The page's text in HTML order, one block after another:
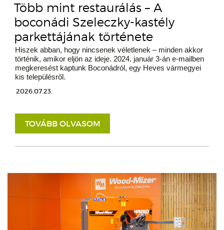
Több mint restaurálás – A
boconádi Szeleczky-kastély
parkettájának története
Hiszek abban, hogy nincsenek véletlenek – minden akkor
történik, amikor eljön az ideje. 2024. január 3-án e-mailben
megkeresést kaptunk Boconádról, egy Heves vármegyei
kis településről.
2026.07.23.
TOVÁBB OLVASOM